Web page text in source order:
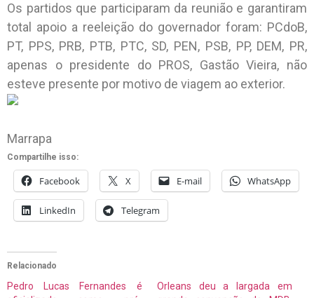
Os partidos que participaram da reunião e garantiram
total apoio a reeleição do governador foram: PCdoB,
PT, PPS, PRB, PTB, PTC, SD, PEN, PSB, PP, DEM, PR,
apenas o presidente do PROS, Gastão Vieira, não
esteve presente por motivo de viagem ao exterior.
Marrapa
Compartilhe isso:
Facebook X E-mail WhatsApp
LinkedIn Telegram
Relacionado
Pedro Lucas Fernandes é
Orleans deu a largada em